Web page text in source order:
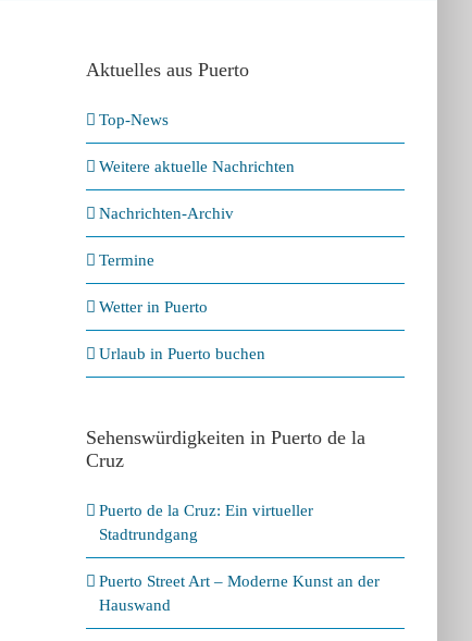
Aktuelles aus Puerto
Top-News
Weitere aktuelle Nachrichten
Nachrichten-Archiv
Termine
Wetter in Puerto
Urlaub in Puerto buchen
Sehenswürdigkeiten in Puerto de la
Cruz
Puerto de la Cruz: Ein virtueller
Stadtrundgang
Puerto Street Art – Moderne Kunst an der
Hauswand